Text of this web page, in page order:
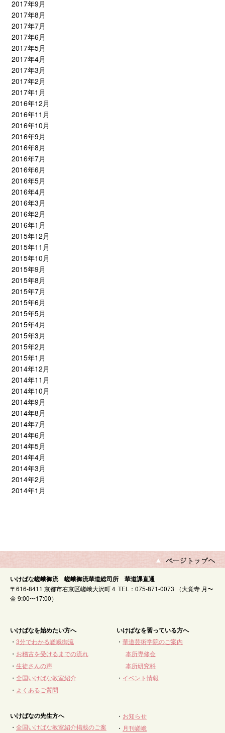
2017年9月
2017年8月
2017年7月
2017年6月
2017年5月
2017年4月
2017年3月
2017年2月
2017年1月
2016年12月
2016年11月
2016年10月
2016年9月
2016年8月
2016年7月
2016年6月
2016年5月
2016年4月
2016年3月
2016年2月
2016年1月
2015年12月
2015年11月
2015年10月
2015年9月
2015年8月
2015年7月
2015年6月
2015年5月
2015年4月
2015年3月
2015年2月
2015年1月
2014年12月
2014年11月
2014年10月
2014年9月
2014年8月
2014年7月
2014年6月
2014年5月
2014年4月
2014年3月
2014年2月
2014年1月
いけばな嵯峨御流 嵯峨御流華道総司所 華道課直通
〒616-8411 京都市右京区嵯峨大沢町４ TEL：075-871-0073 （大覚寺 月〜
金 9:00〜17:00）
いけばなを始めたい方へ
・ 3分でわかる嵯峨御流
・ お稽古を受けるまでの流れ
・ 生徒さんの声
・ 全国いけばな教室紹介
・ よくあるご質問
いけばなを習っている方へ
・華道芸術学院のご案内
本所専修会
本所研究科
・ イベント情報
いけばなの先生方へ
・ 全国いけばな教室紹介掲載のご案
・ お知らせ
・ 月刊嵯峨